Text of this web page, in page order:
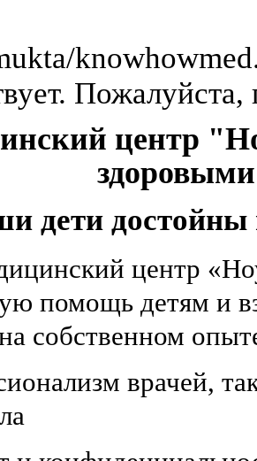
Пожалуйста,
центр
дети достойны
центр
помощь детям и
собственном
врачей,